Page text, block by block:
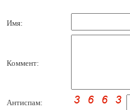
Имя:
Коммент:
Антиспам: